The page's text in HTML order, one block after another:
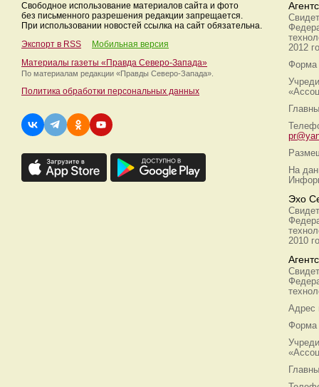
Свободное использование материалов сайта и фото
без письменного разрешения редакции запрещается.
При использовании новостей ссылка на сайт обязательна.
Экспорт в RSS
Мобильная версия
Материалы газеты «Правда Северо-Запада»
По материалам редакции «Правды Северо-Запада».
Политика обработки персональных данных
2012
Форма
На
Эхо
2010
Адрес
Форма